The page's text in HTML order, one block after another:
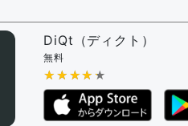
編集権限を持つユーザー -
する投票権限を持つユーザー -
必要な投票数 -1
DiQt（ディクト）
無料
★★★★★
★★★★★